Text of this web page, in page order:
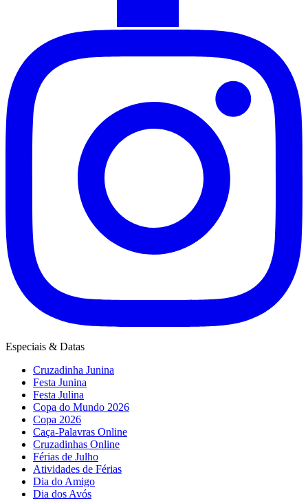
Especiais & Datas
Cruzadinha Junina
Festa Junina
Festa Julina
Copa do Mundo 2026
Copa 2026
Caça-Palavras Online
Cruzadinhas Online
Férias de Julho
Atividades de Férias
Dia do Amigo
Dia dos Avós